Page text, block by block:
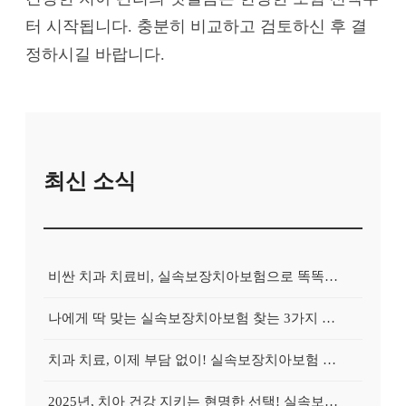
터 시작됩니다. 충분히 비교하고 검토하신 후 결
정하시길 바랍니다.
최신 소식
비싼 치과 치료비, 실속보장치아보험으로 똑똑하게 대비하는 방법
나에게 딱 맞는 실속보장치아보험 찾는 3가지 핵심 질문
치과 치료, 이제 부담 없이! 실속보장치아보험 가입 전략
2025년, 치아 건강 지키는 현명한 선택! 실속보장치아보험 가이드